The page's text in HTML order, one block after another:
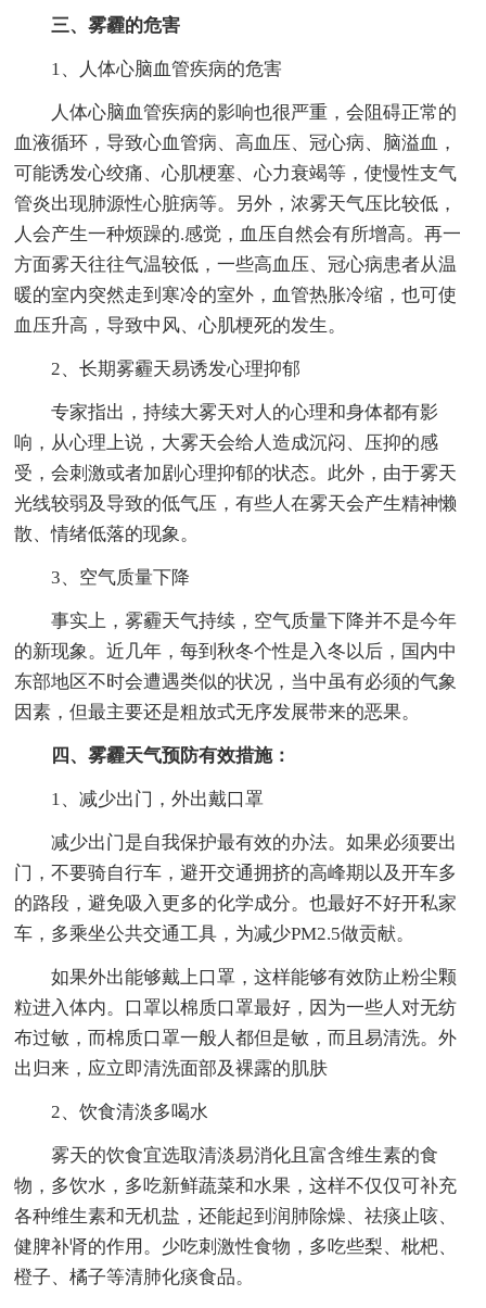
三、雾霾的危害
1、人体心脑血管疾病的危害
人体心脑血管疾病的影响也很严重，会阻碍正常的
血液循环，导致心血管病、高血压、冠心病、脑溢血，
可能诱发心绞痛、心肌梗塞、心力衰竭等，使慢性支气
管炎出现肺源性心脏病等。另外，浓雾天气压比较低，
人会产生一种烦躁的.感觉，血压自然会有所增高。再一
方面雾天往往气温较低，一些高血压、冠心病患者从温
暖的室内突然走到寒冷的室外，血管热胀冷缩，也可使
血压升高，导致中风、心肌梗死的发生。
2、长期雾霾天易诱发心理抑郁
专家指出，持续大雾天对人的心理和身体都有影
响，从心理上说，大雾天会给人造成沉闷、压抑的感
受，会刺激或者加剧心理抑郁的状态。此外，由于雾天
光线较弱及导致的低气压，有些人在雾天会产生精神懒
散、情绪低落的现象。
3、空气质量下降
事实上，雾霾天气持续，空气质量下降并不是今年
的新现象。近几年，每到秋冬个性是入冬以后，国内中
东部地区不时会遭遇类似的状况，当中虽有必须的气象
因素，但最主要还是粗放式无序发展带来的恶果。
四、雾霾天气预防有效措施：
1、减少出门，外出戴口罩
减少出门是自我保护最有效的办法。如果必须要出
门，不要骑自行车，避开交通拥挤的高峰期以及开车多
的路段，避免吸入更多的化学成分。也最好不好开私家
车，多乘坐公共交通工具，为减少PM2.5做贡献。
如果外出能够戴上口罩，这样能够有效防止粉尘颗
粒进入体内。口罩以棉质口罩最好，因为一些人对无纺
布过敏，而棉质口罩一般人都但是敏，而且易清洗。外
出归来，应立即清洗面部及裸露的肌肤
2、饮食清淡多喝水
雾天的饮食宜选取清淡易消化且富含维生素的食
物，多饮水，多吃新鲜蔬菜和水果，这样不仅仅可补充
各种维生素和无机盐，还能起到润肺除燥、祛痰止咳、
健脾补肾的作用。少吃刺激性食物，多吃些梨、枇杷、
橙子、橘子等清肺化痰食品。